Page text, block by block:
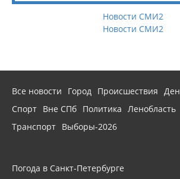
Новости СМИ2
Новости СМИ2
Все новости Город Происшествия
Спорт Вне СПб Политика Ленобласть
Транспорт Выборы-2026
Погода в Санкт-Петербурге